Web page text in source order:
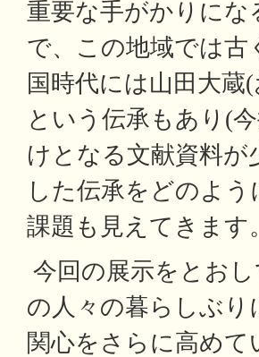
重要な手がかりに
で、この地域では古
国時代には山田大
という伝承もあり(
けとなる文献資料が
した伝承をどのよ
課題も見えてきます。
今回の展示をとお
の人々の暮らしぶり
関心をさらに高め